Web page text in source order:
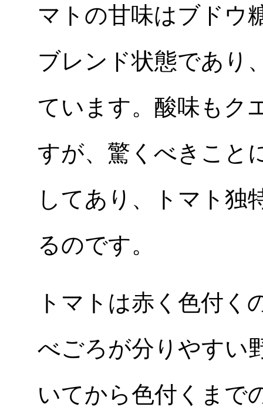
マトの甘味はブドウ
ブレンド状態であり
ています。酸味もク
すが、驚くべきこと
してあり、トマト独
るのです。
トマトは赤く色付く
べごろが分りやすい
いてから色付くまで